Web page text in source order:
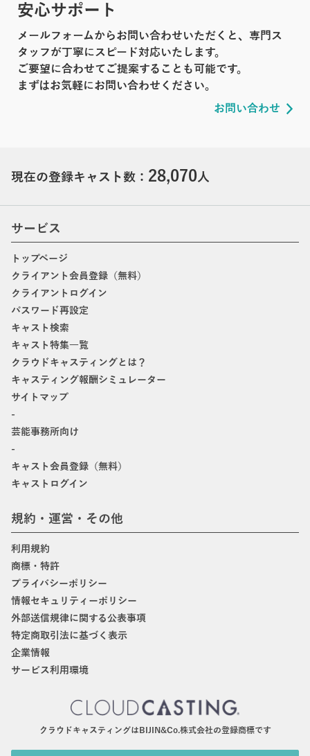
安心サポート
メールフォームからお問い合わせいただくと、専門ス
タッフが丁寧にスピード対応いたします。
ご要望に合わせてご提案することも可能です。
まずはお気軽にお問い合わせください。
お問い合わせ
現在の登録キャスト数： 28,070人
サービス
トップページ
クライアント会員登録（無料）
クライアントログイン
パスワード再設定
キャスト検索
キャスト特集一覧
クラウドキャスティングとは？
キャスティング報酬シミュレーター
サイトマップ
-
芸能事務所向け
-
キャスト会員登録（無料）
キャストログイン
規約・運営・その他
利用規約
商標・特許
プライバシーポリシー
情報セキュリティーポリシー
外部送信規律に関する公表事項
特定商取引法に基づく表示
企業情報
サービス利用環境
クラウドキャスティングはBIJIN&Co.株式会社の登録商標です